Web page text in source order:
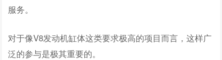
服务。
对于像V8发动机缸体这类要求极高的项目而言，这样广
泛的参与是极其重要的。